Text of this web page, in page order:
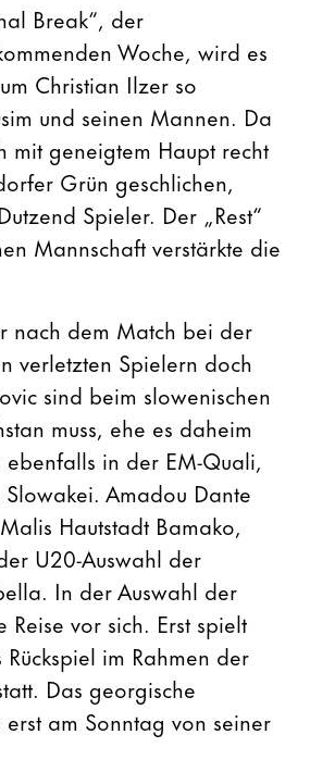
Break“, der
Woche, wird es
Christian Ilzer so
und seinen Mannen. Da
geneigtem Haupt recht
Grün geschlichen,
Spieler. Der „Rest“
Mannschaft verstärkte die
nach dem Match bei der
verletzten Spielern doch
sind beim slowenischen
muss, ehe es daheim
in der EM-Quali,
Amadou Dante
Hautstadt Bamako,
U20-Auswahl der
In der Auswahl der
vor sich. Erst spielt
im Rahmen der
Das georgische
am Sonntag von seiner